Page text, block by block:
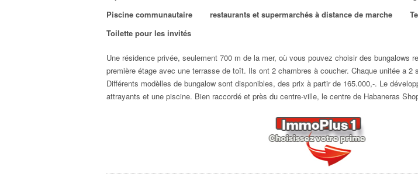
Piscine communautaire
restaurants et supermarchés à distance de marche
Toilette pour les invités
Une résidence privée, seulement 700 m de la mer, où vous pouvez choisir des bungalows
première étage avec une terrasse de toît. Ils ont 2 chambres à coucher. Chaque unitée a 2
Différents modèlles de bungalow sont disponibles, des prix à partir de 165.000,-. Le
attrayants et une piscine. Bien raccordé et près du centre-ville, le centre de Habaneras